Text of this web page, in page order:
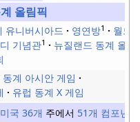
올림픽
유니버시아드 영연방1
월드
기념관1
뉴질랜드 동계 올림
동계 아시안 게임
유럽 동계 X 게임
미국 36개 주에서 51개 컴포넌트